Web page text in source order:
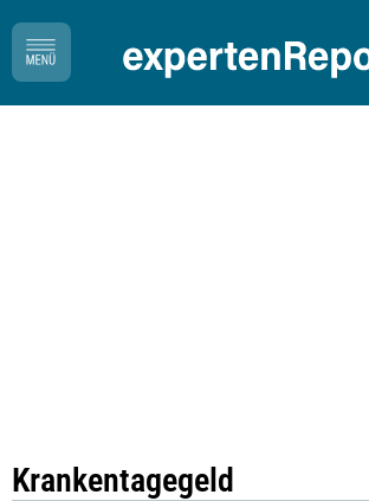
Krankentagegeld